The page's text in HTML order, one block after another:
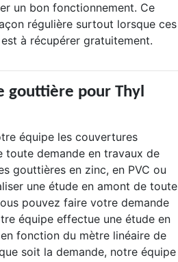
un bon fonctionnement. Ce
régulière surtout lorsque ces
à récupérer gratuitement.
gouttière pour Thyl
équipe les couvertures
toute demande en travaux de
gouttières en zinc, en PVC ou
une étude en amont de toute
pouvez faire votre demande
équipe effectue une étude en
fonction du mètre linéaire de
soit la demande, notre équipe